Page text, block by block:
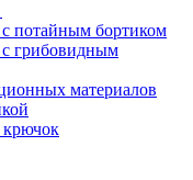
потайным бортиком
грибовидным
материалов